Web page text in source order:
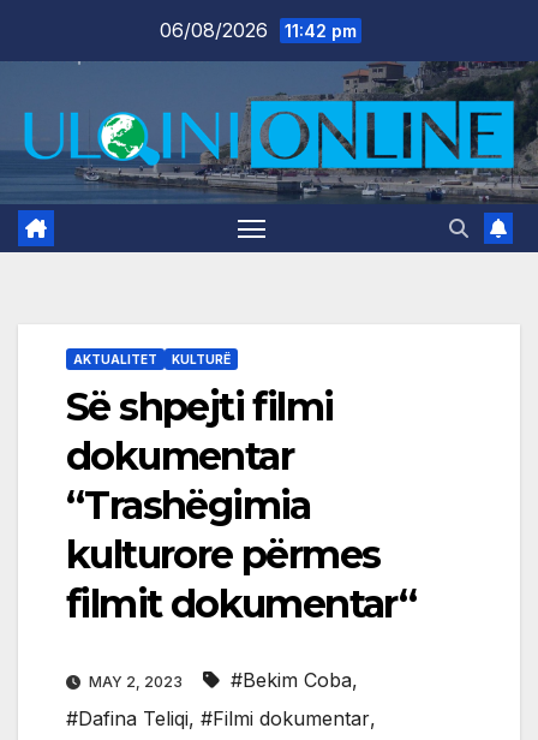
06/08/2026 11:42 pm
AKTUALITET KULTURË
Së shpejti filmi
dokumentar
“Trashëgimia
kulturore përmes
filmit dokumentar“
MAY 2, 2023 #Bekim Coba,
#Dafina Teliqi, #Filmi dokumentar,